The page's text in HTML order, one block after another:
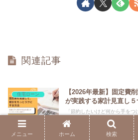
関連記事
住宅ローン
【2026年最新】固定費
が実践する家計見直し５
「節約したいけど何から手を
格を持つ主婦が答えます。通信
直すだけで節約効果が続く固定
い家計改善の方法がわかります。
メニュー ホーム 検索